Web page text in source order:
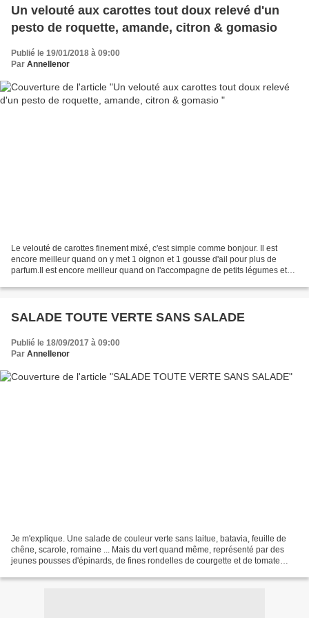
Un velouté aux carottes tout doux relevé d'un
pesto de roquette, amande, citron & gomasio
Publié le 19/01/2018 à 09:00
Par Annellenor
Le velouté de carottes finement mixé, c'est simple comme bonjour. Il est
encore meilleur quand on y met 1 oignon et 1 gousse d'ail pour plus de
parfum.Il est encore meilleur quand on l'accompagne de petits légumes et
SALADE TOUTE VERTE SANS SALADE
Publié le 18/09/2017 à 09:00
Par Annellenor
Je m'explique. Une salade de couleur verte sans laitue, batavia, feuille de
chêne, scarole, romaine ... Mais du vert quand même, représenté par des
jeunes pousses d'épinards, de fines rondelles de courgette et de tomate